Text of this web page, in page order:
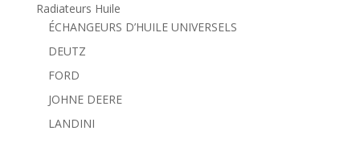
Radiateurs Huile
ÉCHANGEURS D’HUILE UNIVERSELS
DEUTZ
FORD
JOHNE DEERE
LANDINI